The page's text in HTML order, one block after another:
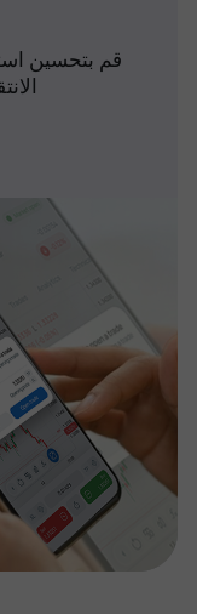
قم بتحسين